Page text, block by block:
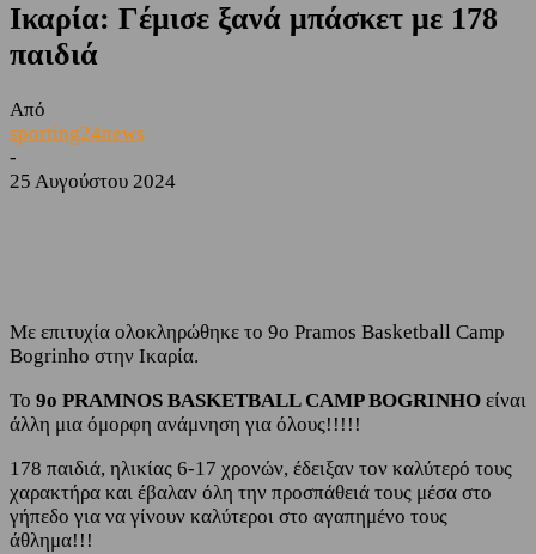
Ικαρία: Γέμισε ξανά μπάσκετ με 178
παιδιά
Από
sporting24news
-
25 Αυγούστου 2024
Με επιτυχία ολοκληρώθηκε το 9ο Pramos Basketball Camp
Bogrinho στην Ικαρία.
Το 9ο PRAMNOS BASKETBALL CAMP BOGRINHO είναι
άλλη μια όμορφη ανάμνηση για όλους!!!!!
178 παιδιά, ηλικίας 6-17 χρονών, έδειξαν τον καλύτερό τους
χαρακτήρα και έβαλαν όλη την προσπάθειά τους μέσα στο
γήπεδο για να γίνουν καλύτεροι στο αγαπημένο τους
άθλημα!!!